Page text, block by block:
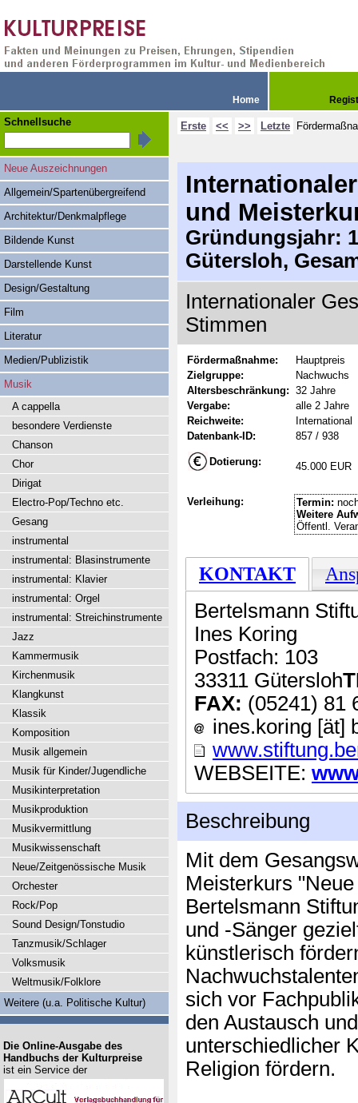
Home
Erste << >> Letzte
und
Gründungsjahr:
Gütersloh,
Internationaler
Stimmen
Fördermaßnahme:
Hauptpreis
Zielgruppe:
Nachwuchs
Altersbeschränkung: 32 Jahre
Vergabe:
alle 2 Jahre
Reichweite:
International
Datenbank-ID:
857 / 938
Dotierung: 45.000 EUR
Verleihung: Termin:
Weitere
Öffentl.
KONTAKT
Bertelsmann
Ines Koring
Postfach: 103
33311 Gütersloh
FAX: (05241) 81
ines.koring [ät]
WEBSEITE:
Beschreibung
Mit dem
Meisterkurs
Bertelsmann
und -Sänger
künstlerisch
sich vor
den Austausch
unterschiedlicher
Religion fördern.
Schnellsuche
Neue Auszeichnungen
Allgemein/Spartenübergreifend
Architektur/Denkmalpflege
Bildende Kunst
Darstellende Kunst
Design/Gestaltung
Film
Literatur
Medien/Publizistik
Musik
A cappella
besondere Verdienste
Chanson
Chor
Dirigat
Electro-Pop/Techno etc.
Gesang
instrumental
instrumental: Blasinstrumente
instrumental: Klavier
instrumental: Orgel
instrumental: Streichinstrumente
Jazz
Kammermusik
Kirchenmusik
Klangkunst
Klassik
Komposition
Musik allgemein
Musik für Kinder/Jugendliche
Musikinterpretation
Musikproduktion
Musikvermittlung
Musikwissenschaft
Neue/Zeitgenössische Musik
Orchester
Rock/Pop
Sound Design/Tonstudio
Tanzmusik/Schlager
Volksmusik
Weltmusik/Folklore
Weitere (u.a. Politische Kultur)
Die Online-Ausgabe des
Handbuchs der Kulturpreise
ist ein Service der